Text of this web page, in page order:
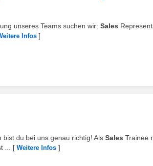
unseres Teams suchen wir: Sales
Infos ]
bist du bei uns genau richtig! Als Sales Trainee
[ Weitere Infos ]